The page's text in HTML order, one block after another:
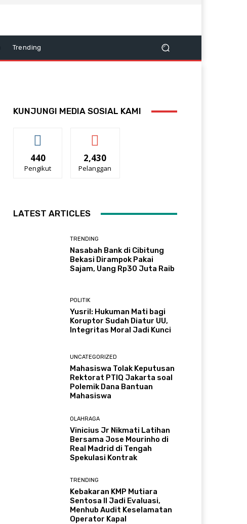
Trending
KUNJUNGI MEDIA SOSIAL KAMI
440
Pengikut
2,430
Pelanggan
LATEST ARTICLES
TRENDING
Nasabah Bank di Cibitung
Bekasi Dirampok Pakai
Sajam, Uang Rp30 Juta Raib
POLITIK
Yusril: Hukuman Mati bagi
Koruptor Sudah Diatur UU,
Integritas Moral Jadi Kunci
UNCATEGORIZED
Mahasiswa Tolak Keputusan
Rektorat PTIQ Jakarta soal
Polemik Dana Bantuan
Mahasiswa
OLAHRAGA
Vinicius Jr Nikmati Latihan
Bersama Jose Mourinho di
Real Madrid di Tengah
Spekulasi Kontrak
TRENDING
Kebakaran KMP Mutiara
Sentosa II Jadi Evaluasi,
Menhub Audit Keselamatan
Operator Kapal